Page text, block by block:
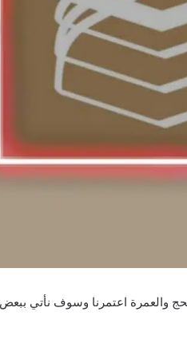
والعمرة اعتمرنا وسوف نأتي ببعض